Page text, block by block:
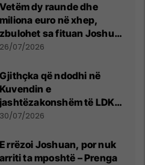
Vetëm dy raunde dhe
miliona euro në xhep,
zbulohet sa fituan Joshua
e Prenga
26/07/2026
Gjithçka që ndodhi në
Kuvendin e
jashtëzakonshëm të LDK-
së
30/07/2026
E rrëzoi Joshuan, por nuk
arriti ta mposhtë – Prenga